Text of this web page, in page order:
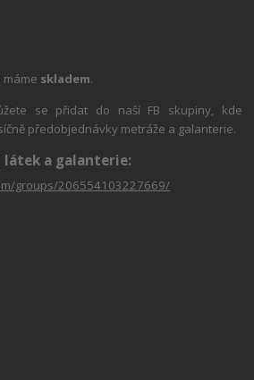
skladem.
se přidat do naší FB skupiny, kde
předobjednávky metráže a galanterie.
a galanterie:
groups/206554103227669/